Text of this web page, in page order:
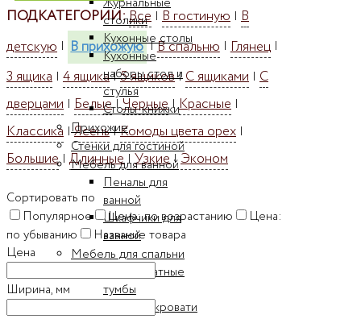
столики
Кухонные столы
Кухонные
наборы стол и
стулья
Столы-книжки
Прихожие
Стенки для гостиной
Мебель для ванной
Пеналы для
ванной
Шкафчики для
ванной
Мебель для спальни
Прикроватные
тумбы
Детские кровати
ПОДКАТЕГОРИИ:Все | В гостиную | В
детскую | В прихожую|В спальню|Глянец|
3 ящика | 4 ящика|5 ящиков|С ящиками | С
дверцами | Белые|Черные|Красные |
Классика |Ясень|Комоды цвета орех |
Большие| Длинные|Узкие|Эконом
Сортировать по
Популярное
Цена: по возрастанию
Цена:
по убыванию
Название товара
Цена
Ширина, мм